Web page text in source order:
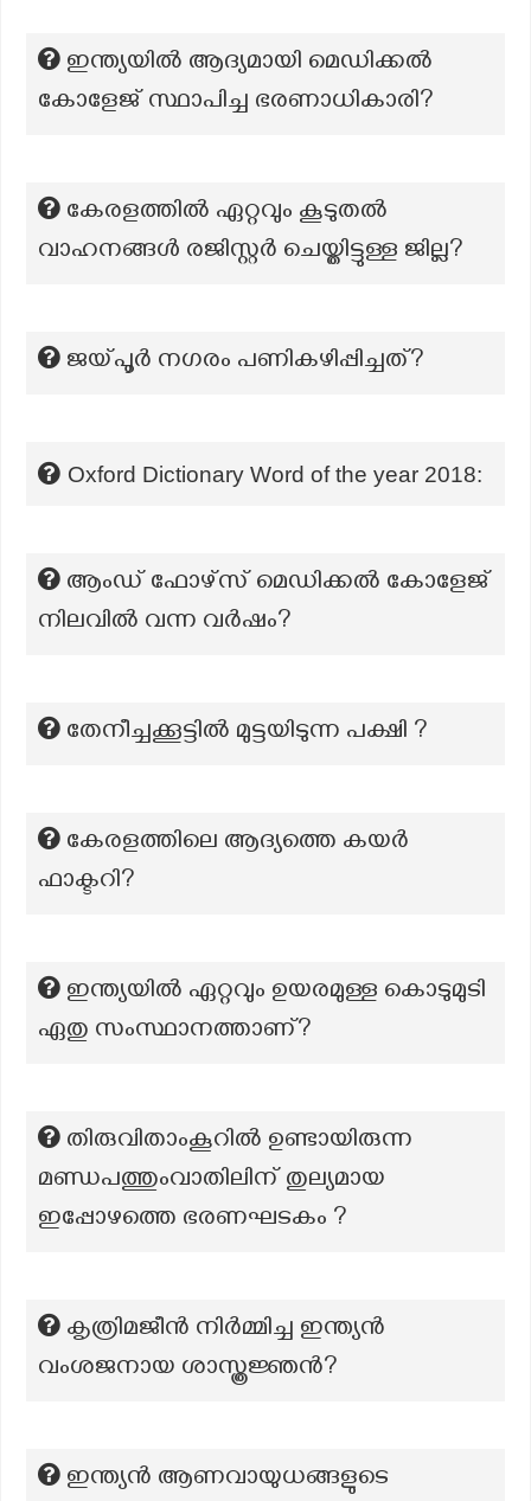
ഇന്ത്യയിൽ ആദ്യമായി മെഡിക്കൽ
കോളേജ് സ്ഥാപിച്ച ഭരണാധികാരി?
കേരളത്തിൽ ഏറ്റവും കൂടുതൽ
വാഹനങ്ങൾ രജിസ്റ്റർ ചെയ്തിട്ടുള്ള ജില്ല?
ജയ്പൂർ നഗരം പണികഴിപ്പിച്ചത്?
Oxford Dictionary Word of the year 2018:
ആംഡ് ഫോഴ്സ് മെഡിക്കൽ കോളേജ്
നിലവിൽ വന്ന വർഷം?
തേനീച്ചക്കൂട്ടിൽ മുട്ടയിടുന്ന പക്ഷി ?
കേരളത്തിലെ ആദ്യത്തെ കയര്‍
ഫാക്ടറി?
ഇന്ത്യയില്‍ ഏറ്റവും ഉയരമുള്ള കൊടുമുടി
ഏതു സംസ്ഥാനത്താണ്?
തിരുവിതാംകൂറിൽ ഉണ്ടായിരുന്ന
മണ്ഡപത്തുംവാതിലിന് തുല്യമായ
ഇപ്പോഴത്തെ ഭരണഘടകം ?
കൃത്രിമജീൻ നിർമ്മിച്ച ഇന്ത്യൻ
വംശജനായ ശാസ്ത്രജ്ഞൻ?
ഇന്ത്യൻ ആണവായുധങ്ങളുടെ